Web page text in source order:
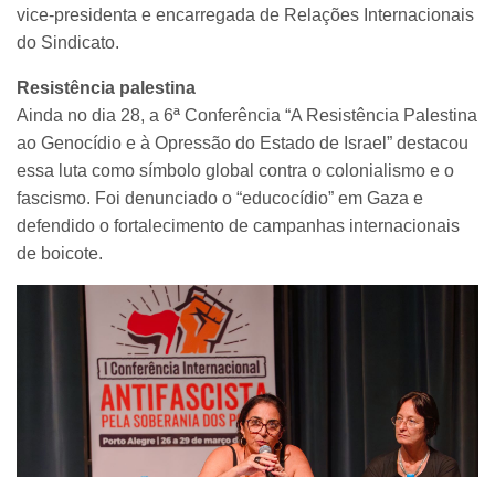
vice-presidenta e encarregada de Relações Internacionais
do Sindicato.
Resistência palestina
Ainda no dia 28, a 6ª Conferência “A Resistência Palestina
ao Genocídio e à Opressão do Estado de Israel” destacou
essa luta como símbolo global contra o colonialismo e o
fascismo. Foi denunciado o “educocídio” em Gaza e
defendido o fortalecimento de campanhas internacionais
de boicote.